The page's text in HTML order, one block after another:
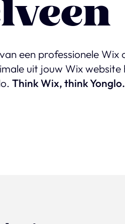
een professionele Wix
uit jouw Wix website
Think Wix, think Yonglo.